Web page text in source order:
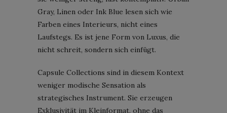
Gray, Linen oder Ink Blue lesen sich wie
Farben eines Interieurs, nicht eines
Laufstegs. Es ist jene Form von Luxus, die
nicht schreit, sondern sich einfügt.
Capsule Collections sind in diesem Kontext
weniger modische Sensation als
strategisches Instrument. Sie erzeugen
Exklusivität im Kleinformat, ohne das